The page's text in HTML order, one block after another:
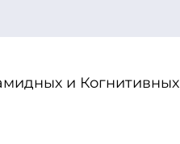
и Когнитивных